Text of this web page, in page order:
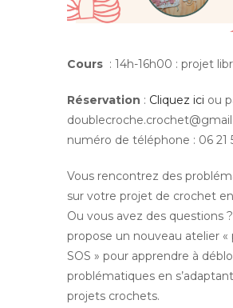
Cours : 14h-16h00 : projet
Réservation : Cliquez ici ou
numéro de téléphone : 06 21
Vous rencontrez des
sur votre projet de crochet
Ou vous avez des questions
propose un nouveau atelier «
SOS » pour apprendre à
problématiques en
projets crochets.